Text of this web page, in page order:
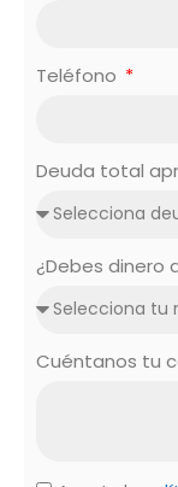
Teléfono
Deuda total
¿Debes dinero
Cuéntanos tu